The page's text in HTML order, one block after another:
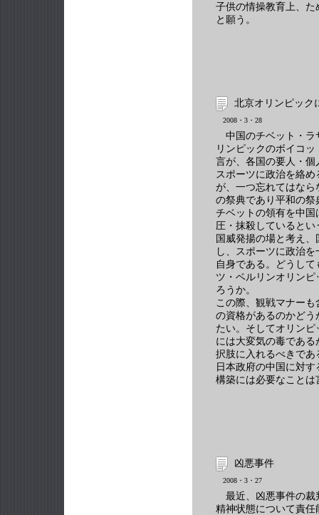
子供の情操教育上、
と願う。
北京オリンピック
2008・3・28
中国のチベット・ラ
リンピックのボイコ
言が、各国の要人・
スポーツに政治を絡
が、一つ忘れてはな
の祭典であり平和の祭
チベットの領有を中
圧・抹殺していると
国威発揚の場と考え
し、スポーツに政治
自身である。どうし
ツ・ベルリンオリン
ろうか。
この際、観戦マナー
の資格があるのかど
たい。そしてオリン
には大変気の毒であ
択肢に入れるべきで
日本政府の中国に対
構築には必要なこと
凶悪事件
2008・3・27
最近、凶悪事件の裁
精神状態について責